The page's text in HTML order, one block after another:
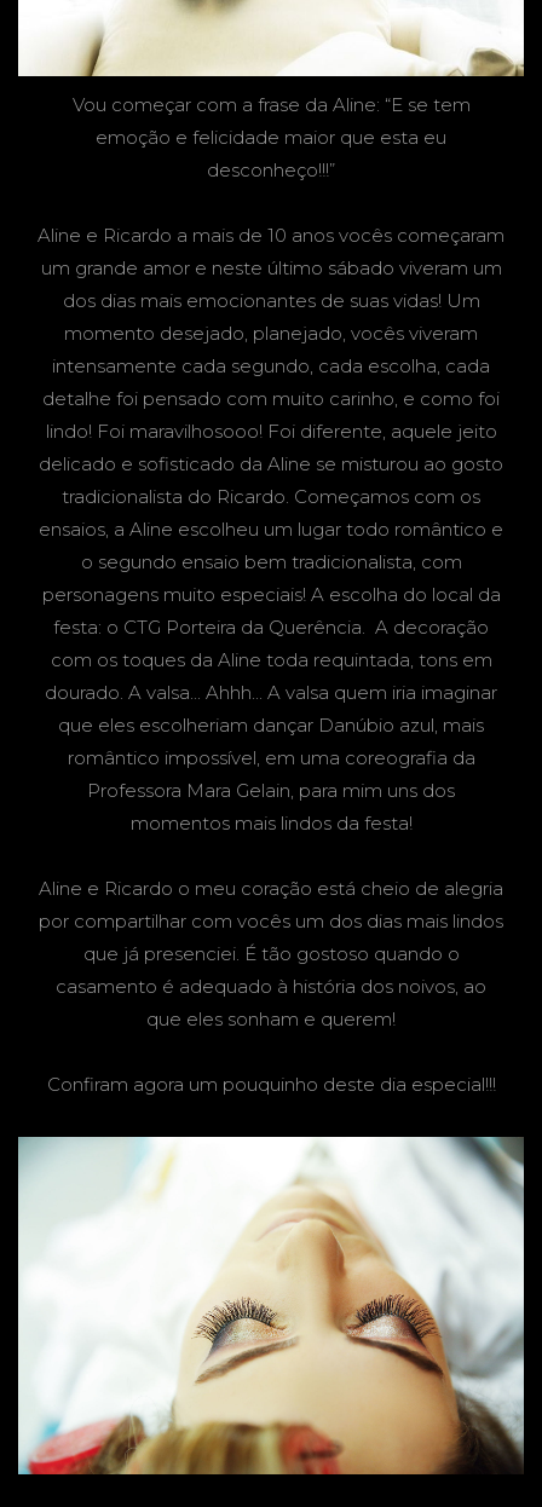
Vou começar com a frase da Aline: “E se tem
emoção e felicidade maior que esta eu
desconheço!!!”
Aline e Ricardo a mais de 10 anos vocês começaram
um grande amor e neste último sábado viveram um
dos dias mais emocionantes de suas vidas! Um
momento desejado, planejado, vocês viveram
intensamente cada segundo, cada escolha, cada
detalhe foi pensado com muito carinho, e como foi
lindo! Foi maravilhosooo! Foi diferente, aquele jeito
delicado e sofisticado da Aline se misturou ao gosto
tradicionalista do Ricardo. Começamos com os
ensaios, a Aline escolheu um lugar todo romântico e
o segundo ensaio bem tradicionalista, com
personagens muito especiais! A escolha do local da
festa: o CTG Porteira da Querência. A decoração
com os toques da Aline toda requintada, tons em
dourado. A valsa... Ahhh... A valsa quem iria imaginar
que eles escolheriam dançar Danúbio azul, mais
romântico impossível, em uma coreografia da
Professora Mara Gelain, para mim uns dos
momentos mais lindos da festa!
Aline e Ricardo o meu coração está cheio de alegria
por compartilhar com vocês um dos dias mais lindos
que já presenciei. É tão gostoso quando o
casamento é adequado à história dos noivos, ao
que eles sonham e querem!
Confiram agora um pouquinho deste dia especial!!!